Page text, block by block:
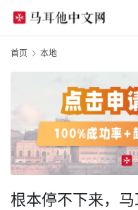
首页 本地
根本停不下来，